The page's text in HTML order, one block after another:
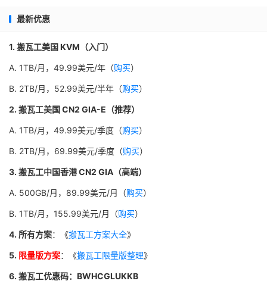
最新优惠
1. 搬瓦工美国 KVM（入门）
A. 1TB/月，49.99美元/年（购买）
B. 2TB/月，52.99美元/半年（购买）
2. 搬瓦工美国 CN2 GIA-E（推荐）
A. 1TB/月，49.99美元/季度（购买）
B. 2TB/月，69.99美元/季度（购买）
3. 搬瓦工中国香港 CN2 GIA（高端）
A. 500GB/月，89.99美元/月（购买）
B. 1TB/月，155.99美元/月（购买）
4. 所有方案：《搬瓦工方案大全》
5. 限量版方案：《搬瓦工限量版整理》
6. 搬瓦工优惠码：BWHCGLUKKB